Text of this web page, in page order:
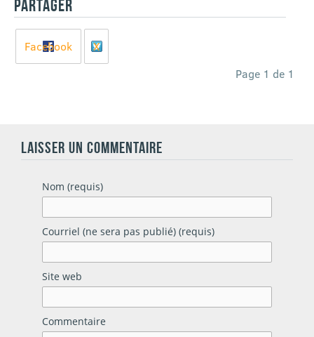
PARTAGER
Facebook
X
Page 1 de 1
LAISSER UN COMMENTAIRE
Nom (requis)
Courriel (ne sera pas publié) (requis)
Site web
Commentaire